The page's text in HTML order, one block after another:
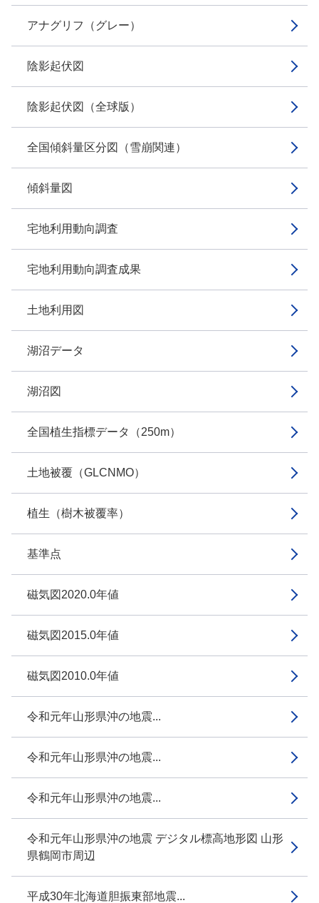
アナグリフ（グレー）
陰影起伏図
陰影起伏図（全球版）
全国傾斜量区分図（雪崩関連）
傾斜量図
宅地利用動向調査
宅地利用動向調査成果
土地利用図
湖沼データ
湖沼図
全国植生指標データ（250m）
土地被覆（GLCNMO）
植生（樹木被覆率）
基準点
磁気図2020.0年値
磁気図2015.0年値
磁気図2010.0年値
令和元年山形県沖の地震...
令和元年山形県沖の地震...
令和元年山形県沖の地震...
令和元年山形県沖の地震 デジタル標高地形図 山形
県鶴岡市周辺
平成30年北海道胆振東部地震...